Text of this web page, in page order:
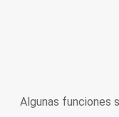
Algunas funciones